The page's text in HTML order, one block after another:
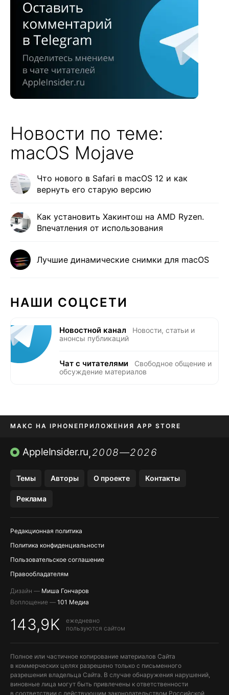
Новости по теме:
macOS Mojave
Что нового в Safari в macOS 12 и как
вернуть его старую версию
Как установить Хакинтош на AMD Ryzen.
Впечатления от использования
Лучшие динамические снимки для macOS
НАШИ СОЦСЕТИ
Новостной канал
Новости, статьи и
анонсы публикаций
Чат с читателями
Свободное общение и
обсуждение материалов
МАКС НА IPHONE ПРИЛОЖЕНИЯ APP STORE
TIKTOK НА IPHONEПРИЛОЖЕНИЯ БЕЗ APP STORE
AppleInsider.ru,2008—2026
Темы Авторы О проекте Контакты
Реклама
Редакционная политика
Политика конфиденциальности
Пользовательское соглашение
Правообладателям
Дизайн — Миша Гончаров
Воплощение — 101 Медиа
143,9K
ежедневно
пользуются сайтом
Полное или частичное копирование материалов Сайта
в коммерческих целях разрешено только с письменного
разрешения владельца Сайта. В случае обнаружения нарушений,
виновные лица могут быть привлечены к ответственности
в соответствии с действующим законодательством Российской